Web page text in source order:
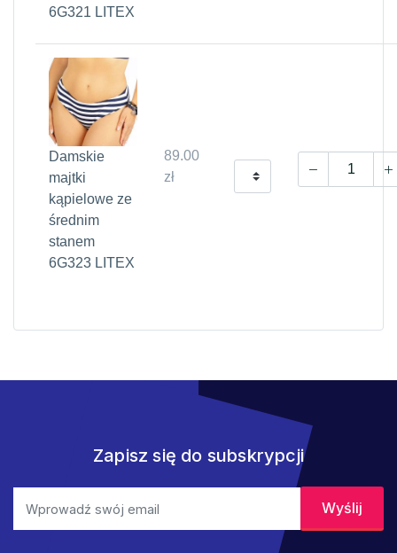
6G321 LITEX
Damskie
majtki
kąpielowe ze
średnim
stanem
6G323 LITEX
89.00
zł
Zapisz się do subskrypcji